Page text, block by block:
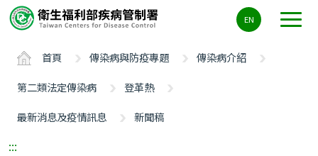
要
ALT+C
EN
首頁 傳染病與防疫專題
傳染病介紹
第二類法定傳染病
登革熱
最新消息及疫情訊息
新聞稿
:::